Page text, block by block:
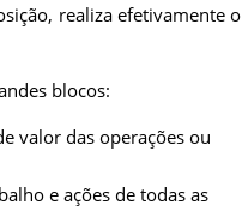
realiza efetivamente o
blocos:
valor das operações ou
e ações de todas as